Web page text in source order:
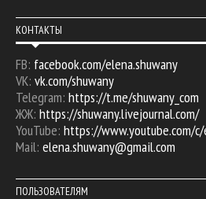
КОНТАКТЫ
FB: facebook.com/elena.shuwany
VK: vk.com/shuwany
Telegram: https://t.me/shuwany_com
ЖЖ: https://shuwany.livejournal.com/
YouTube: https://www.youtube.com/
Mail: elena.shuwany@gmail.com
ПОЛЬЗОВАТЕЛЯМ